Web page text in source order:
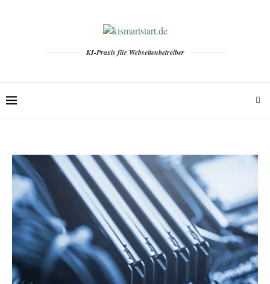
KI-Praxis für Webseitenbetreiber